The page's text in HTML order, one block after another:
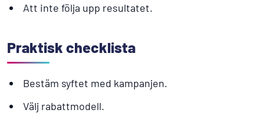
Att inte följa upp resultatet.
Praktisk checklista
Bestäm syftet med kampanjen.
Välj rabattmodell.